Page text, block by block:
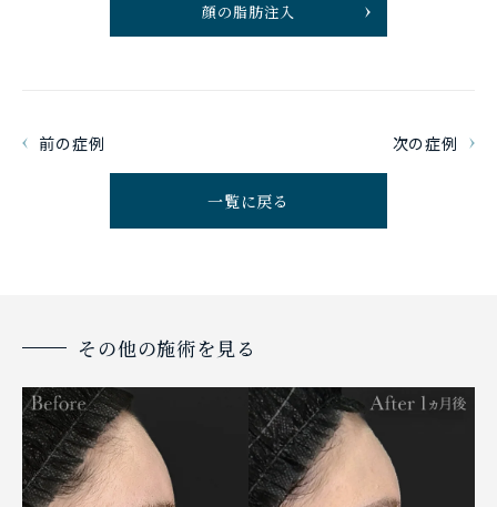
顔の脂肪注入
前の症例 次の症例
一覧に戻る
その他の施術を見る